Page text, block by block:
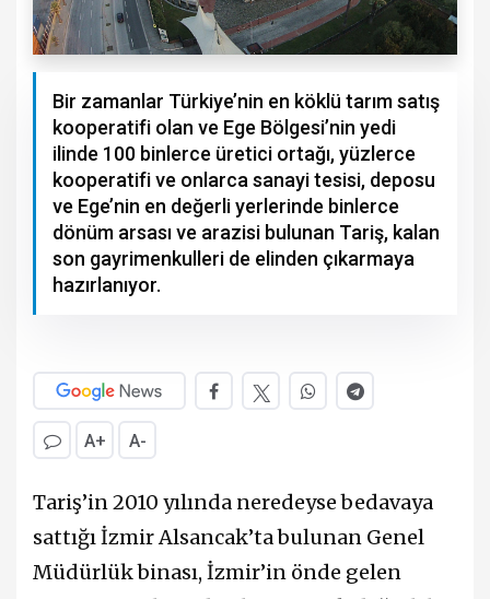
Bir zamanlar Türkiye’nin en köklü tarım satış
kooperatifi olan ve Ege Bölgesi’nin yedi
ilinde 100 binlerce üretici ortağı, yüzlerce
kooperatifi ve onlarca sanayi tesisi, deposu
ve Ege’nin en değerli yerlerinde binlerce
dönüm arsası ve arazisi bulunan Tariş, kalan
son gayrimenkulleri de elinden çıkarmaya
hazırlanıyor.
A+ A-
Tariş’in 2010 yılında neredeyse bedavaya
sattığı İzmir Alsancak’ta bulunan Genel
Müdürlük binası, İzmir’in önde gelen